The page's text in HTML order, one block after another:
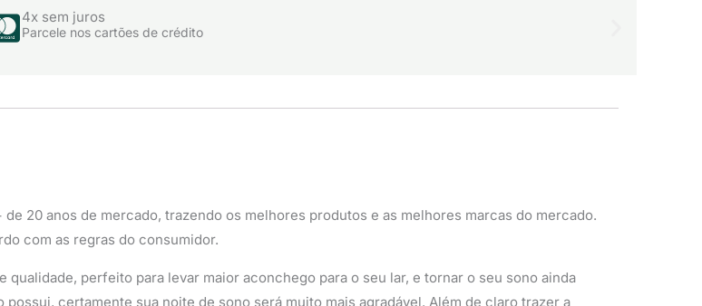
4x sem juros
Parcele nos cartões de crédito
20 anos de mercado, trazendo os melhores produtos e as melhores marcas do mercado.
com as regras do consumidor.
perfeito para levar maior aconchego para o seu lar, e tornar o seu sono ainda
certamente sua noite de sono será muito mais agradável. Além de claro trazer a